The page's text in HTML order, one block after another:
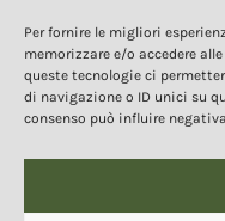
Per fornire le migliori
memorizzare e/o accedere
queste tecnologie ci
di navigazione o ID unici su
consenso può influire
53100 Siena (Si) Italy
Tel. +39 0577 1503049
I contenuti, i testi
qualsiasi forma, dei